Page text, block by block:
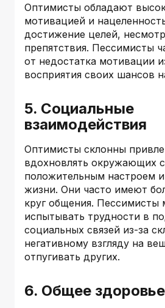
Оптимисты обладают
мотивацией и
достижение целей,
препятствия. Пессимисты
от недостатка мотивации
восприятия своих шансов
5. Социальные
взаимодействия
Оптимисты склонны
вдохновлять окружающих
положительным настроем
жизни. Они часто имеют
круг общения. Пессимисты
испытывать трудности в
социальных связей из-за
негативному взгляду на
отпугивать других.
6. Общее здоровье